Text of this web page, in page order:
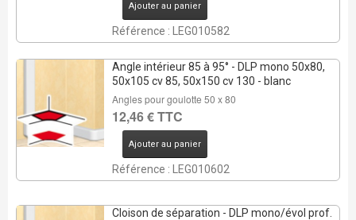
Ajouter au panier
Référence : LEG010582
Angle intérieur 85 à 95° - DLP mono 50x80,
50x105 cv 85, 50x150 cv 130 - blanc
Angles pour goulotte 50 x 80
12,46 € TTC
Ajouter au panier
Référence : LEG010602
Cloison de séparation - DLP mono/évol prof.